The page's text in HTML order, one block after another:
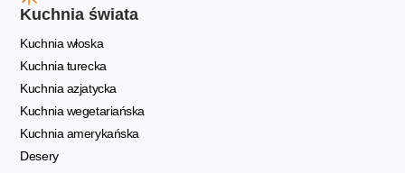
Kuchnia świata
Kuchnia włoska
Kuchnia turecka
Kuchnia azjatycka
Kuchnia wegetariańska
Kuchnia amerykańska
Desery